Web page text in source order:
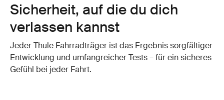
Sicherheit, auf die du dich
verlassen kannst
Jeder Thule Fahrradträger ist das Ergebnis sorgfältiger
Entwicklung und umfangreicher Tests – für ein sicheres
Gefühl bei jeder Fahrt.